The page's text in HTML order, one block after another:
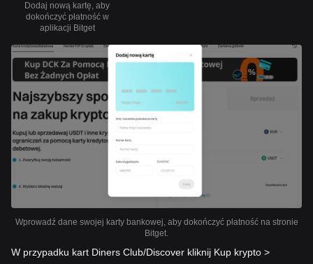
Dodaj nową kartę, aby
dokończyć płatność w
aplikacji Bitget
Wprowadź dane swojej karty bankowej, aby dokończyć płatność na stronie
Bitget.
W przypadku kart Diners Club/Discover kliknij Kup krypto >